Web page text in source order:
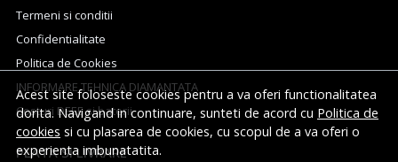
Acest site foloseste cookies pentru a va oferi functionalitatea
dorita. Navigand in continuare, sunteti de acord cu Politica de
cookies si cu plasarea de cookies, cu scopul de a va oferi o
experienta imbunatatita.
Termeni si conditii
Confidentialitate
Politica de Cookies
INFORMARE TEHNICA DIAMANTATA
Costuri DEEE si baterii
PLATA SI LIVRARE